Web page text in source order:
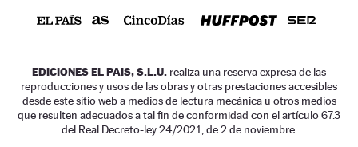
EDICIONES EL PAIS, S.L.U. realiza una reserva expresa de las
reproducciones y usos de las obras y otras prestaciones accesibles
desde este sitio web a medios de lectura mecánica u otros medios
que resulten adecuados a tal fin de conformidad con el artículo 67.3
del Real Decreto-ley 24/2021, de 2 de noviembre.